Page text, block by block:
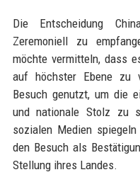
Die Entscheidung
Zeremoniell zu
möchte vermitteln, dass
auf höchster Ebene zu
Besuch genutzt, um die
und nationale Stolz zu
sozialen Medien
den Besuch als
Stellung ihres Landes.